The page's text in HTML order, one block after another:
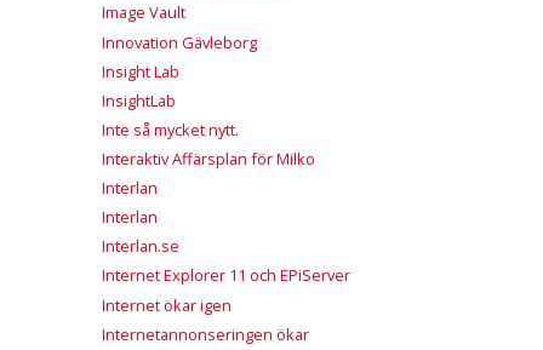
Image Vault
Innovation Gävleborg
Insight Lab
InsightLab
Inte så mycket nytt.
Interaktiv Affärsplan för Milko
Interlan
Interlan
Interlan.se
Internet Explorer 11 och EPiServer
Internet ökar igen
Internetannonseringen ökar